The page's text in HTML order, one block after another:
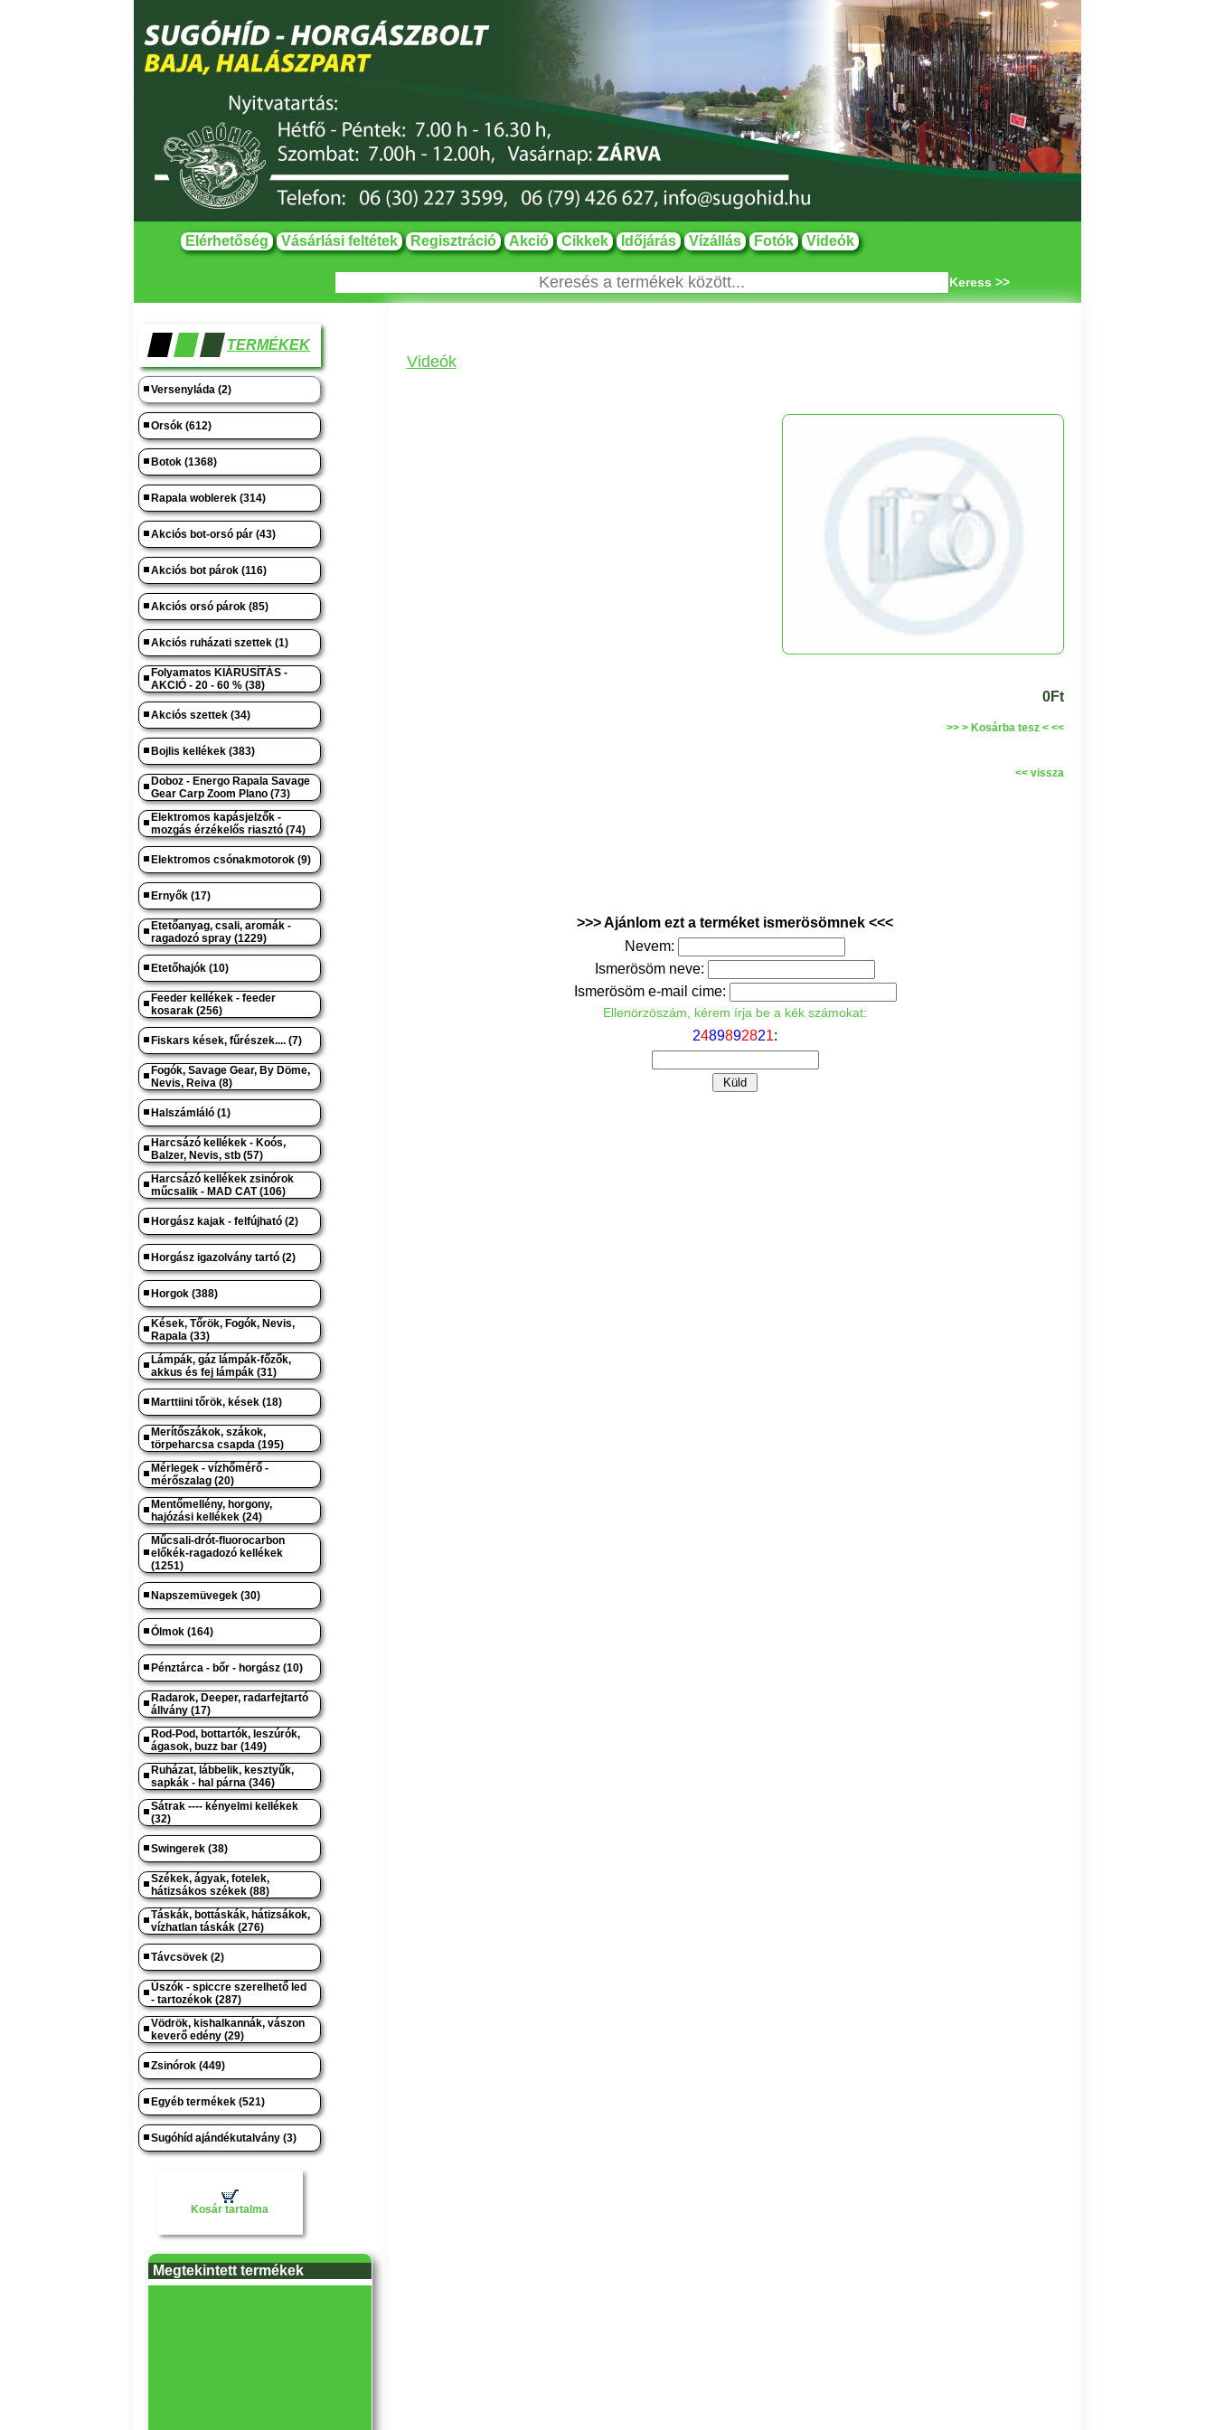
Elérhetőség Vásárlási feltétek Regisztráció Akció Cikkek Időjárás Vízállás Fotók Videók
Keress >>
TERMÉKEK
Versenyláda (2)
Orsók (612)
Botok (1368)
Rapala woblerek (314)
Akciós bot-orsó pár (43)
Akciós bot párok (116)
Akciós orsó párok (85)
Akciós ruházati szettek (1)
Folyamatos KIÁRUSÍTÁS -
AKCIÓ - 20 - 60 % (38)
Akciós szettek (34)
Bojlis kellékek (383)
Doboz - Energo Rapala Savage
Gear Carp Zoom Plano (73)
Elektromos kapásjelzők -
mozgás érzékelős riasztó (74)
Elektromos csónakmotorok (9)
Ernyők (17)
Etetőanyag, csali, aromák -
ragadozó spray (1229)
Etetőhajók (10)
Feeder kellékek - feeder
kosarak (256)
Fiskars kések, fűrészek.... (7)
Fogók, Savage Gear, By Döme,
Nevis, Reiva (8)
Halszámláló (1)
Harcsázó kellékek - Koós,
Balzer, Nevis, stb (57)
Harcsázó kellékek zsinórok
műcsalik - MAD CAT (106)
Horgász kajak - felfújható (2)
Horgász igazolvány tartó (2)
Horgok (388)
Kések, Tőrök, Fogók, Nevis,
Rapala (33)
Lámpák, gáz lámpák-főzők,
akkus és fej lámpák (31)
Marttiini tőrök, kések (18)
Merítőszákok, szákok,
törpeharcsa csapda (195)
Mérlegek - vízhőmérő -
mérőszalag (20)
Mentőmellény, horgony,
hajózási kellékek (24)
Műcsali-drót-fluorocarbon
előkék-ragadozó kellékek
(1251)
Napszemüvegek (30)
Ólmok (164)
Pénztárca - bőr - horgász (10)
Radarok, Deeper, radarfejtartó
állvány (17)
Rod-Pod, bottartók, leszúrók,
ágasok, buzz bar (149)
Ruházat, lábbelik, kesztyűk,
sapkák - hal párna (346)
Sátrak ---- kényelmi kellékek
(32)
Swingerek (38)
Székek, ágyak, fotelek,
hátizsákos székek (88)
Táskák, bottáskák, hátizsákok,
vízhatlan táskák (276)
Távcsövek (2)
Úszók - spiccre szerelhető led
- tartozékok (287)
Vödrök, kishalkannák, vászon
keverő edény (29)
Zsinórok (449)
Egyéb termékek (521)
Sugóhíd ajándékutalvány (3)
Kosár tartalma
Megtekintett termékek
Videók
0Ft
>> > Kosárba tesz < <<
<< vissza
>>> Ajánlom ezt a terméket ismerösömnek <<<
Nevem:
Ismerösöm neve:
Ismerösöm e-mail cime:
Ellenörzöszám, kérem írja be a kék számokat:
2489892821: